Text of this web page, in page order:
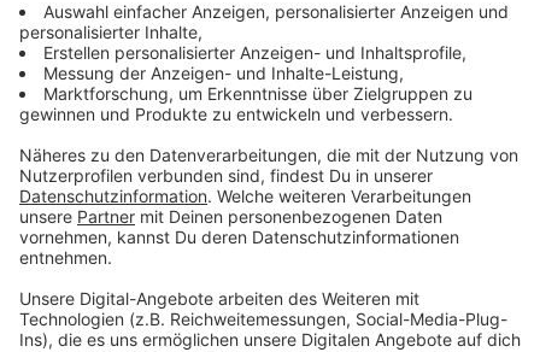
Menschen bei uns in der Stadt mehr verdienen.
Anzeige
Weitere Meldungen aus Leverkusen
Anzeige
Leverkusen